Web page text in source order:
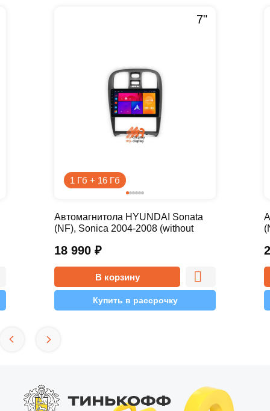
1 Гб + 16 Гб
7"
18 990 ₽
Автомагнитола HYUNDAI Sonata
(NF), Sonica 2004-2008 (without
В корзину
Купить в рассрочку